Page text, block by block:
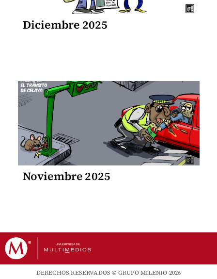
Diciembre 2025
Noviembre 2025
DERECHOS RESERVADOS © GRUPO MILENIO 2026